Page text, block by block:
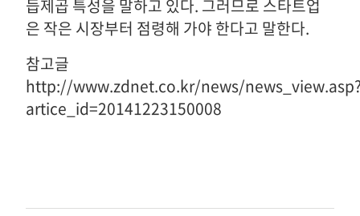
듭제곱 특성을 말하고 있다. 그러므로 스타트업
은 작은 시장부터 점령해 가야 한다고 말한다.
참고글
http://www.zdnet.co.kr/news/
artice_id=20141223150008